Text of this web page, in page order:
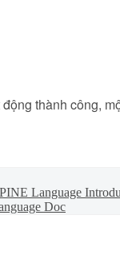
thành công,
PINE Language
Doc